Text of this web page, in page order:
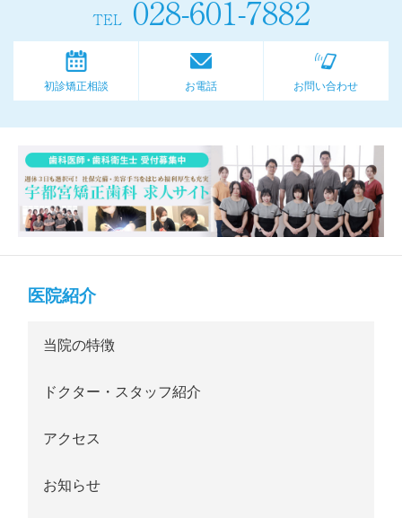
TEL028-601-7882
初診矯正相談 お電話 お問い合わせ
医院紹介
当院の特徴
ドクター・スタッフ紹介
アクセス
お知らせ